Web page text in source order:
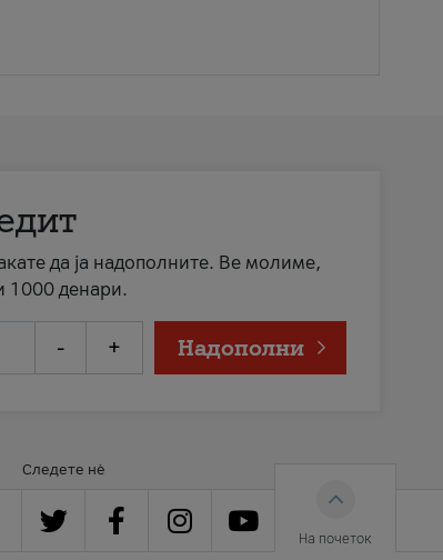
да ја надополните. Ве молиме,
1000 денари.
- + Надополни
Следете нè
На почеток